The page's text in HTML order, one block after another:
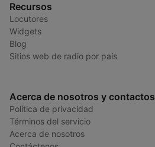
Recursos
Locutores
Widgets
Blog
Sitios web de radio por país
Acerca de nosotros y contactos
Política de privacidad
Términos del servicio
Acerca de nosotros